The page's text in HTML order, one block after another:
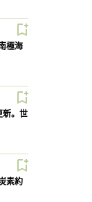
極海
新。世
素約